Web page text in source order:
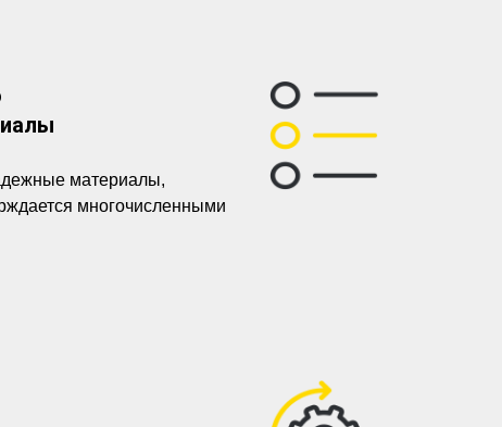
материалы,
многочисленными